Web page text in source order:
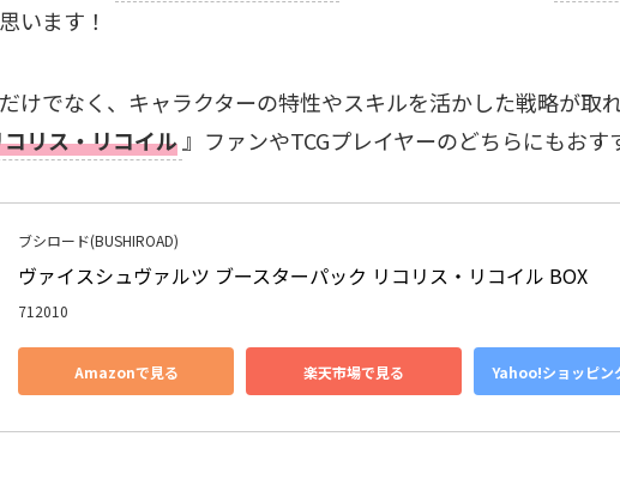
います！
けでなく、キャラクターの特性やスキルを活かした戦略が取
リス・リコイル 』ファンやTCGプレイヤーのどちらにもおす
ブシロード(BUSHIROAD)
ヴァイスシュヴァルツ ブースターパック リコリス・リコイル BOX
712010
Amazonで見る 楽天市場で見る Yahoo!ショッピン